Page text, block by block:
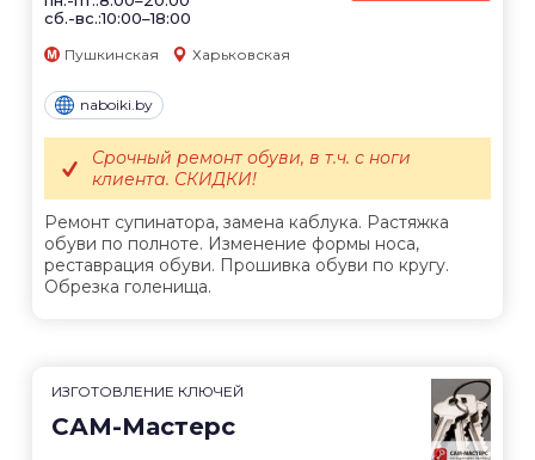
сб.-вс.:10:00–18:00
Пушкинская Харьковская
naboiki.by
Ремонт супинатора, замена каблука. Растяжка
обуви по полноте. Изменение формы носа,
реставрация обуви. Прошивка обуви по кругу.
Обрезка голенища.
Срочный ремонт обуви, в т.ч. с ноги
клиента. СКИДКИ!
ИЗГОТОВЛЕНИЕ КЛЮЧЕЙ
САМ-Мастерс